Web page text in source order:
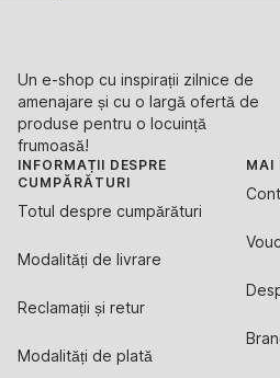
Un e-shop cu inspirații zilnice de
amenajare și cu o largă ofertă de
produse pentru o locuință
frumoasă!
INFORMAȚII DESPRE
CUMPĂRĂTURI
Totul despre cumpărături
Modalități de livrare
Reclamații și retur
Modalități de plată
MAI